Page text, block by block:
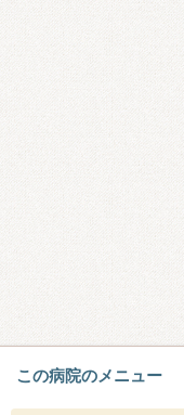
この病院のメニュー